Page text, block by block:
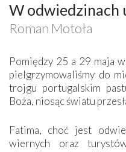
W odwiedzinach
Roman Motoła
Pomiędzy 25 a 29 maja
pielgrzymowaliśmy do
trojgu portugalskim
Boża, niosąc światu
Fatima, choć jest
wiernych oraz